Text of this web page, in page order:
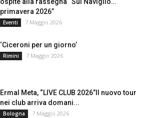
ospite alla rassegna “Sul Naviglio…
primavera 2026”
Eventi 7 Maggio 2026
‘Ciceroni per un giorno’
Rimini 7 Maggio 2026
Ermal Meta, “LIVE CLUB 2026”Il nuovo tour
nei club arriva domani...
Bologna 7 Maggio 2026